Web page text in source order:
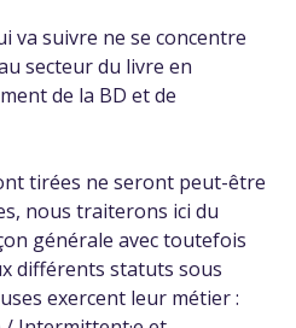
va suivre ne se concentre
secteur du livre en
de la BD et de
tirées ne seront peut-être
nous traiterons ici du
générale avec toutefois
différents statuts sous
exercent leur métier :